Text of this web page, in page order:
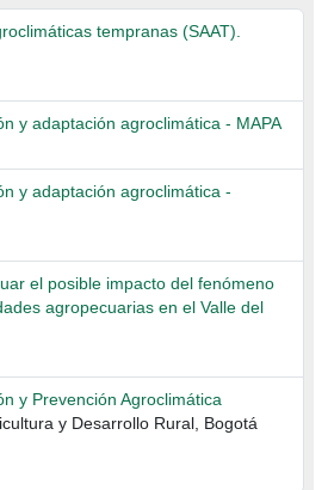
tempranas (SAAT).
y adaptación agroclimática - MAPA
y adaptación agroclimática -
el posible impacto del fenómeno
agropecuarias en el Valle del
y Prevención Agroclimática
y Desarrollo Rural, Bogotá